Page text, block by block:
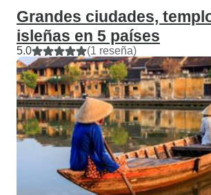
recuerdos tan maravillosos!
Grandes ciudades,
isleñas en 5 países
5.0 (1 reseña)